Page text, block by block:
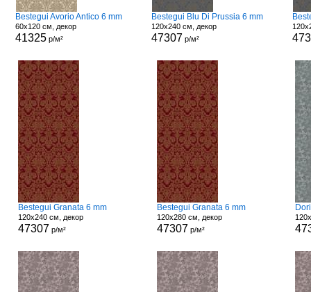
Bestegui Avorio Antico 6 mm
60x120 см, декор
41325 р/м²
Bestegui Blu Di Prussia 6 mm
120x240 см, декор
47307 р/м²
Bestegui Granata 6 mm
120x240 см, декор
47307 р/м²
Bestegui Granata 6 mm
120x280 см, декор
47307 р/м²